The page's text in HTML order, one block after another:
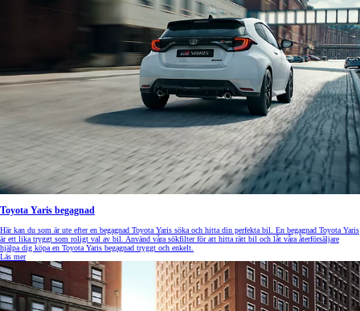
Toyota Yaris begagnad
Här kan du som är ute efter en begagnad Toyota Yaris söka och hitta din perfekta bil. En begagnad Toyota Yaris
är ett lika tryggt som roligt val av bil. Använd våra sökfilter för att hitta rätt bil och låt våra återförsäljare
hjälpa dig köpa en Toyota Yaris begagnad tryggt och enkelt.
Läs mer